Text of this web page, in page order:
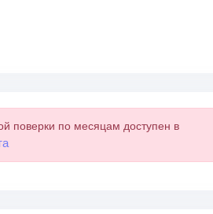
поверки по месяцам доступен в